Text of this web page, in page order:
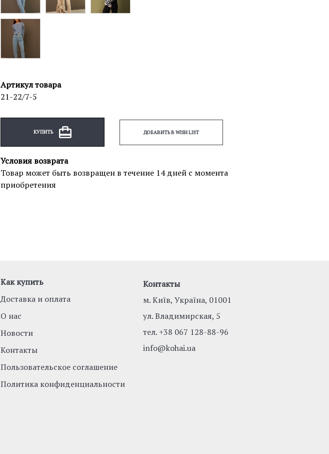
Артикул товара
21-22/7-5
КУПИТЬ ДОБАВИТЬ В WISH LIST
Условия возврата
Товар может быть возвращен в течение 14 дней с момента
приобретения
Как купить
Доставка и оплата
О нас
Новости
Контакты
Пользовательское соглашение
Политика конфиденциальности
Контакты
м. Київ, Україна, 01001
ул. Владимирская, 5
тел. +38 067 128-88-96
info@kohai.ua